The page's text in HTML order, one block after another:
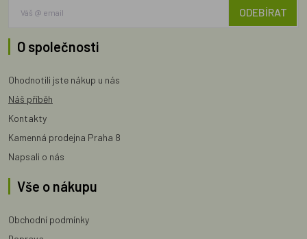
ODEBÍRAT
O společnosti
Ohodnotili jste nákup u nás
Náš příběh
Kontakty
Kamenná prodejna Praha 8
Napsali o nás
Vše o nákupu
Obchodní podmínky